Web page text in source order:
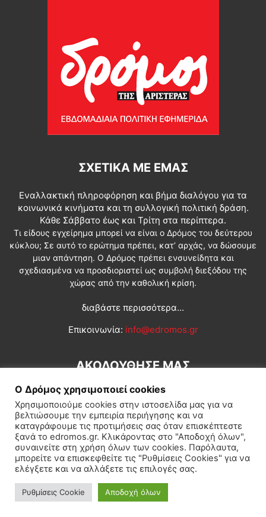
ΣΧΕΤΙΚΆ ΜΕ ΕΜΆΣ
Εναλλακτική πληροφόρηση και βήμα διαλόγου για τα
κοινωνικά κινήματα και τη συλλογική πολιτική δράση.
Κάθε Σάββατο έως και Τρίτη στα περίπτερα.
Τι είδους εγχείρημα μπορεί να είναι ο Δρόμος του δεύτερου
κύκλου; Σε αυτό το ερώτημα πρέπει, κατ’ αρχάς, να δώσουμε
μιαν απάντηση. Ο Δρόμος πρέπει ενσυνείδητα και
σχεδιασμένα να προσδιοριστεί ως συμβολή διεξόδου της
χώρας από την καθολική κρίση.
διαβάστε περισσότερα...
Επικοινωνία: info@edromos.gr
ΑΚΟΛΟΥΘΗΣΕ ΜΑΣ
Εγγραφή συνδρομητή Πολιτική Διεθνή Κοινωνία
Πολιτισμός Αφιερώματα
© Δρόμος της Αριστεράς
Ο Δρόμος χρησιμοποιεί cookies
Χρησιμοποιούμε cookies στην ιστοσελίδα μας για να
βελτιώσουμε την εμπειρία περιήγησης και να
καταγράφουμε τις προτιμήσεις σας όταν επισκέπτεστε
ξανά το edromos.gr. Κλικάροντας στο "Αποδοχή όλων",
συναινείτε στη χρήση όλων των cookies. Παρόλαυτα,
μπορείτε να επισκεφθείτε τις "Ρυθμίσεις Cookies" για να
ελέγξετε και να αλλάξετε τις επιλογές σας.
Ρυθμίσεις Cookie Αποδοχή όλων